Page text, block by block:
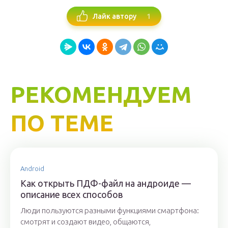
Лайк автору 1
РЕКОМЕНДУЕМ
ПО ТЕМЕ
Android
Как открыть ПДФ-файл на андроиде —
описание всех способов
Люди пользуются разными функциями смартфона:
смотрят и создают видео, общаются,